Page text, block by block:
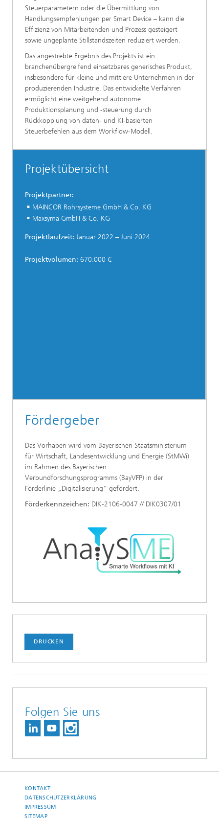
Steuerparametern oder die Übermittlung von
Handlungsempfehlungen per Smart Device – kann die
Effizienz von Mitarbeitenden und Prozess gesteigert
sowie ungeplante Stillstandszeiten reduziert werden.
Das angestrebte Ergebnis des Projekts ist ein
branchenübergreifend einsetzbares generisches Produkt,
insbesondere für kleine und mittlere Unternehmen in der
produzierenden Industrie. Das entwickelte Verfahren
ermöglicht eine weitgehend autonome
Produktionsplanung und -steuerung durch
Rückkopplung von daten- und KI-basierten
Steuerbefehlen aus dem Workflow-Modell.
Projektübersicht
Projektpartner:
MAINCOR Rohrsysteme GmbH & Co. KG
Maxsyma GmbH & Co. KG
Projektlaufzeit: Januar 2022 – Juni 2024
Projektvolumen: 670.000 €
Fördergeber
Das Vorhaben wird vom Bayerischen Staatsministerium
für Wirtschaft, Landesentwicklung und Energie (StMWi)
im Rahmen des Bayerischen
Verbundforschungsprogramms (BayVFP) in der
Förderlinie „Digitalisierung“ gefördert.
Förderkennzeichen: DIK-2106-0047 // DIK0307/01
DRUCKEN
Folgen Sie uns
KONTAKT
DATENSCHUTZERKLÄRUNG
IMPRESSUM
SITEMAP